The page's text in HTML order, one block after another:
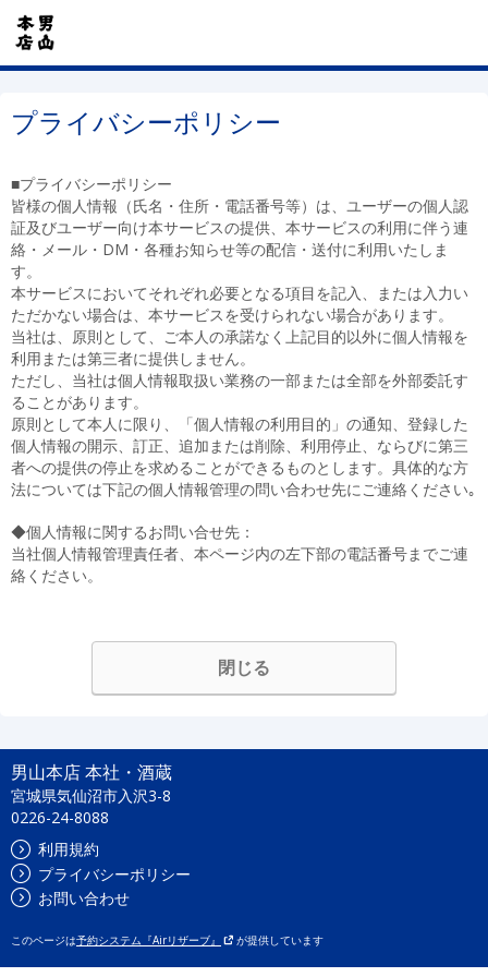
プライバシーポリシー
■プライバシーポリシー
皆様の個人情報（氏名・住所・電話番号等）は、ユーザーの個人認
証及びユーザー向け本サービスの提供、本サービスの利用に伴う連
絡・メール・DM・各種お知らせ等の配信・送付に利用いたしま
す。
本サービスにおいてそれぞれ必要となる項目を記入、または入力い
ただかない場合は、本サービスを受けられない場合があります。
当社は、原則として、ご本人の承諾なく上記目的以外に個人情報を
利用または第三者に提供しません。
ただし、当社は個人情報取扱い業務の一部または全部を外部委託す
ることがあります。
原則として本人に限り、「個人情報の利用目的」の通知、登録した
個人情報の開示、訂正、追加または削除、利用停止、ならびに第三
者への提供の停止を求めることができるものとします。具体的な方
法については下記の個人情報管理の問い合わせ先にご連絡ください｡
◆個人情報に関するお問い合せ先：
当社個人情報管理責任者、本ページ内の左下部の電話番号までご連
絡ください。
閉じる
男山本店 本社・酒蔵
宮城県気仙沼市入沢3-8
0226-24-8088
利用規約
プライバシーポリシー
お問い合わせ
このページは予約システム『Airリザーブ』 が提供しています